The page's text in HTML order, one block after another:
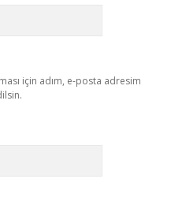
için adım, e-posta adresim